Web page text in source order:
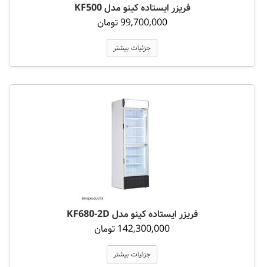
فریزر ایستاده کینو مدل KF500
99,700,000 تومان
جزئیات بیشتر
فریزر ایستاده کینو مدل KF680-2D
142,300,000 تومان
جزئیات بیشتر